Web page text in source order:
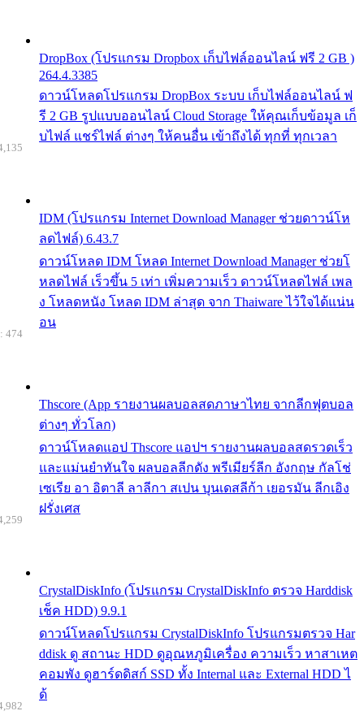
DropBox (โปรแกรม Dropbox เก็บไฟล์ออนไลน์ ฟรี 2 GB )
264.4.3385
ดาวน์โหลดโปรแกรม DropBox ระบบ เก็บไฟล์ออนไลน์ ฟ
รี 2 GB รูปแบบออนไลน์ Cloud Storage ให้คุณเก็บข้อมูล เก็
บไฟล์ แชร์ไฟล์ ต่างๆ ให้คนอื่น เข้าถึงได้ ทุกที่ ทุกเวลา
IDM (โปรแกรม Internet Download Manager ช่วยดาวน์โห
ลดไฟล์) 6.43.7
ดาวน์โหลด IDM โหลด Internet Download Manager ช่วยโ
หลดไฟล์ เร็วขึ้น 5 เท่า เพิ่มความเร็ว ดาวน์โหลดไฟล์ เพล
ง โหลดหนัง โหลด IDM ล่าสุด จาก Thaiware ไว้ใจได้แน่น
อน
Thscore (App รายงานผลบอลสดภาษาไทย จากลีกฟุตบอล
ต่างๆ ทั่วโลก)
ดาวน์โหลดแอป Thscore แอปฯ รายงานผลบอลสดรวดเร็ว
และแม่นยำทันใจ ผลบอลลีกดัง พรีเมียร์ลีก อังกฤษ กัลโช่
เซเรีย อา อิตาลี ลาลีกา สเปน บุนเดสลีก้า เยอรมัน ลีกเอิง
ฝรั่งเศส
474
CrystalDiskInfo (โปรแกรม CrystalDiskInfo ตรวจ Harddisk
เช็ค HDD) 9.9.1
ดาวน์โหลดโปรแกรม CrystalDiskInfo โปรแกรมตรวจ Har
ddisk ดู สถานะ HDD ดูอุณหภูมิเครื่อง ความเร็ว หาสาเหต
คอมพัง ดูฮาร์ดดิสก์ SSD ทั้ง Internal และ External HDD ไ
ด้